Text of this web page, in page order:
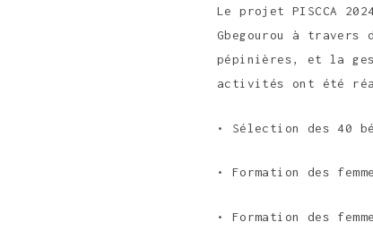
Le projet PISCCA
Gbegourou à
pépinières, et la
activités ont été
• Sélection des 40
• Formation des
• Formation des